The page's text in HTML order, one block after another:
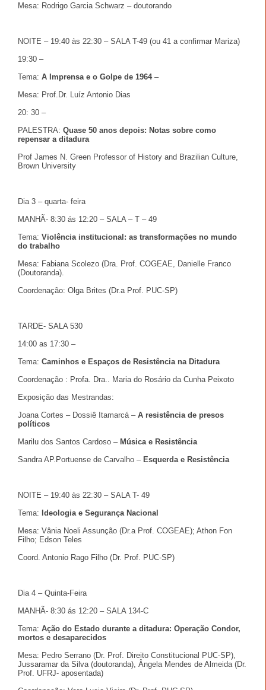
Mesa: Rodrigo Garcia Schwarz – doutorando
NOITE – 19:40 às 22:30 – SALA T-49 (ou 41 a confirmar Mariza)
19:30 –
Tema: A Imprensa e o Golpe de 1964–
Mesa: Prof.Dr. Luíz Antonio Dias
20: 30 –
PALESTRA: Quase 50 anos depois: Notas sobre como
repensar a ditadura
Prof James N. Green Professor of History and Brazilian Culture,
Brown University
Dia 3 – quarta- feira
MANHÃ- 8:30 ás 12:20 – SALA – T – 49
Tema: Violência institucional: as transformações no mundo
do trabalho
Mesa: Fabiana Scolezo (Dra. Prof. COGEAE, Danielle Franco
(Doutoranda).
Coordenação: Olga Brites (Dr.a Prof. PUC-SP)
TARDE- SALA 530
14:00 as 17:30 –
Tema: Caminhos e Espaços de Resistência na Ditadura
Coordenação : Profa. Dra.. Maria do Rosário da Cunha Peixoto
Exposição das Mestrandas:
Joana Cortes – Dossiê Itamarcá – A resistência de presos
políticos
Marilu dos Santos Cardoso – Música e Resistência
Sandra AP.Portuense de Carvalho – Esquerda e Resistência
NOITE – 19:40 às 22:30 – SALA T- 49
Tema: Ideologia e Segurança Nacional
Mesa: Vânia Noeli Assunção (Dr.a Prof. COGEAE); Athon Fon
Filho; Edson Teles
Coord. Antonio Rago Filho (Dr. Prof. PUC-SP)
Dia 4 – Quinta-Feira
MANHÃ- 8:30 ás 12:20 – SALA 134-C
Tema: Ação do Estado durante a ditadura: Operação Condor,
mortos e desaparecidos
Mesa: Pedro Serrano (Dr. Prof. Direito Constitucional PUC-SP),
Jussaramar da Silva (doutoranda), Ângela Mendes de Almeida (Dr.
Prof. UFRJ- aposentada)